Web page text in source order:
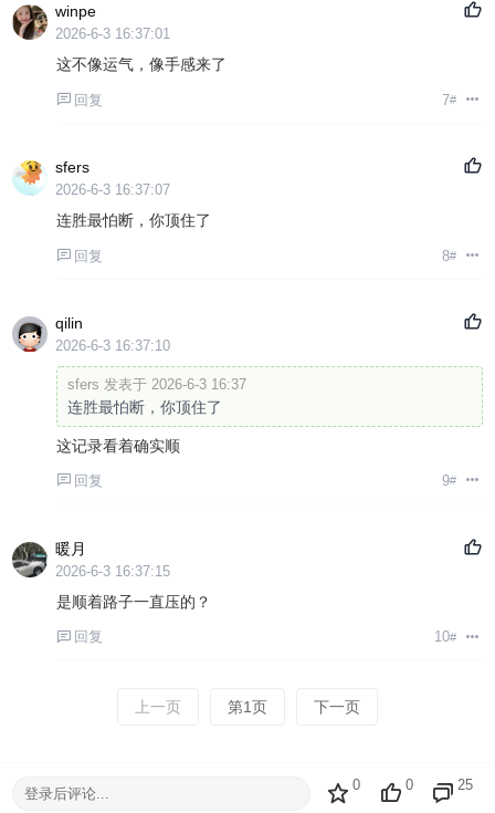
winpe
2026-6-3 16:37:01
这不像运气，像手感来了
回复 7#
sfers
2026-6-3 16:37:07
连胜最怕断，你顶住了
回复 8#
qilin
2026-6-3 16:37:10
sfers 发表于 2026-6-3 16:37
连胜最怕断，你顶住了
这记录看着确实顺
回复 9#
暖月
2026-6-3 16:37:15
是顺着路子一直压的？
回复 10#
上一页 第1页 下一页
登录后评论...
0 0 25